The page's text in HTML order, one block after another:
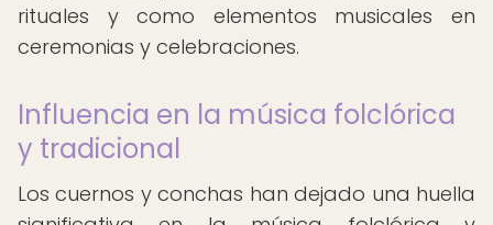
rituales y como elementos musicales en
ceremonias y celebraciones.
Influencia en la música folclórica
y tradicional
Los cuernos y conchas han dejado una huella